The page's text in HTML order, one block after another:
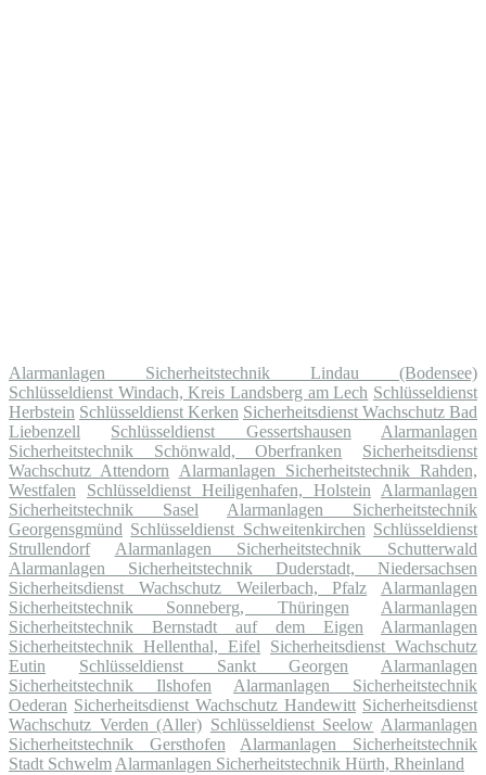
Alarmanlagen Sicherheitstechnik Lindau (Bodensee)
Schlüsseldienst Windach, Kreis Landsberg am Lech Schlüsseldienst
Herbstein Schlüsseldienst Kerken Sicherheitsdienst Wachschutz Bad
Liebenzell
Schlüsseldienst Gessertshausen
Alarmanlagen
Sicherheitstechnik Schönwald, Oberfranken
Sicherheitsdienst
Wachschutz Attendorn
Alarmanlagen Sicherheitstechnik Rahden,
Westfalen
Schlüsseldienst Heiligenhafen, Holstein
Alarmanlagen
Sicherheitstechnik Sasel
Alarmanlagen Sicherheitstechnik
Georgensgmünd Schlüsseldienst Schweitenkirchen Schlüsseldienst
Strullendorf
Alarmanlagen Sicherheitstechnik Schutterwald
Alarmanlagen Sicherheitstechnik Duderstadt, Niedersachsen
Sicherheitsdienst Wachschutz Weilerbach, Pfalz
Alarmanlagen
Sicherheitstechnik Sonneberg, Thüringen
Alarmanlagen
Sicherheitstechnik Bernstadt auf dem Eigen
Alarmanlagen
Sicherheitstechnik Hellenthal, Eifel
Sicherheitsdienst Wachschutz
Eutin
Schlüsseldienst Sankt Georgen
Alarmanlagen
Sicherheitstechnik Ilshofen
Alarmanlagen Sicherheitstechnik
Oederan Sicherheitsdienst Wachschutz Handewitt Sicherheitsdienst
Wachschutz Verden (Aller) Schlüsseldienst Seelow Alarmanlagen
Sicherheitstechnik Gersthofen
Alarmanlagen Sicherheitstechnik
Stadt Schwelm Alarmanlagen Sicherheitstechnik Hürth, Rheinland